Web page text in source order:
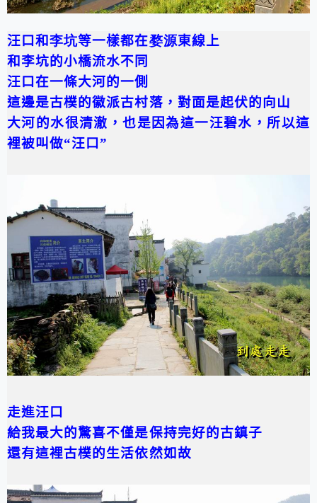
汪口和李坑等一樣都在婺源東線上
和李坑的小橋流水不同
汪口在一條大河的一側
這邊是古樸的徽派古村落，對面是起伏的向山
大河的水很清澈，也是因為這一汪碧水，所以這
裡被叫做“汪口”
走進汪口
給我最大的驚喜不僅是保持完好的古鎮子
還有這裡古樸的生活依然如故